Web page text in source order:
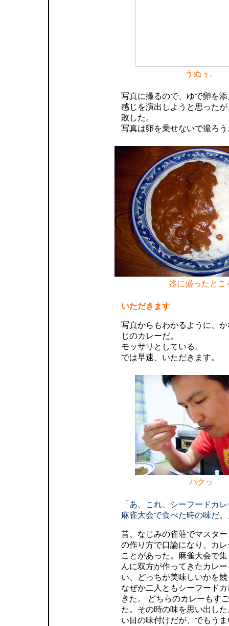
うぬぅ。
写真に撮るので、ゆで卵を
感じを演出しようと思った
敗した。
写真は卵を乗せないで撮ろう
器に盛ったとこ
いただきます
写真からもわかるように、
じのカレーだ。
モッサリとしている。
では早速、いただきます。
パクッ
「 あ、これ、シーフードカ
麻雀大会で食べた時の味だ。
昔、なじみの雀荘でマスタ
の作り方で口論になり、カ
ことがあった。麻雀大会で
んに双方が作ってきたカレ
い、どっちが美味しいかを
なぜか二人ともシーフード
きた。 どちらのカレーもす
た。その時の味を思い出し
い目の味付けだが、でもう